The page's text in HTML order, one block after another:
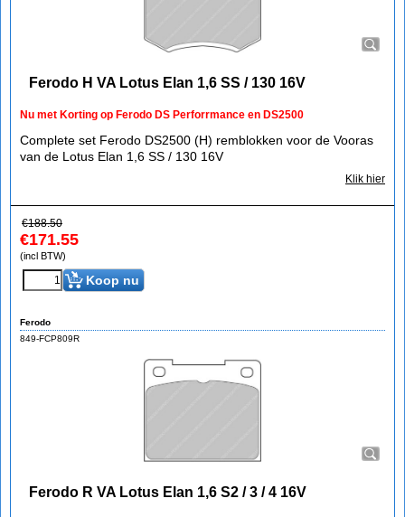
Ferodo H VA Lotus Elan 1,6 SS / 130 16V
Nu met Korting op Ferodo DS Perforrmance en DS2500
Complete set Ferodo DS2500 (H) remblokken voor de Vooras
van de Lotus Elan 1,6 SS / 130 16V
Klik hier
€188.50
€171.55
(incl BTW)
Koop nu
Ferodo
849-FCP809R
Ferodo R VA Lotus Elan 1,6 S2 / 3 / 4 16V